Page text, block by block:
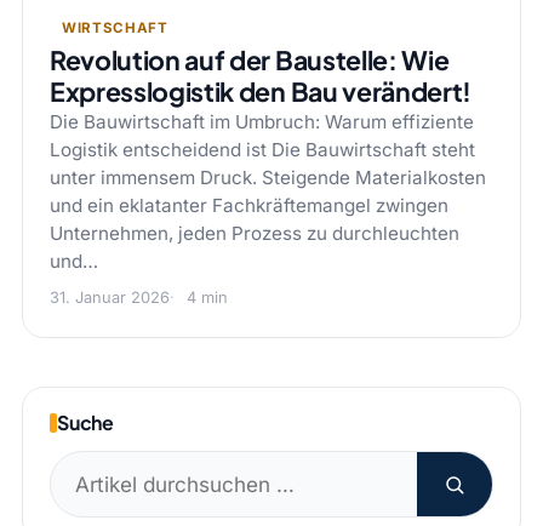
WIRTSCHAFT
Revolution auf der Baustelle: Wie
Expresslogistik den Bau verändert!
Die Bauwirtschaft im Umbruch: Warum effiziente
Logistik entscheidend ist Die Bauwirtschaft steht
unter immensem Druck. Steigende Materialkosten
und ein eklatanter Fachkräftemangel zwingen
Unternehmen, jeden Prozess zu durchleuchten
und…
31. Januar 2026 4 min
Suche
Suchen
nach: